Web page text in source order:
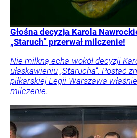
Głośna decyzja Karola
„Staruch” przerwał milczenie!
Nie milkną echa wokół decyzji
ułaskawieniu „Starucha”. Postać
piłkarskiej Legii Warszawa
milczenie.